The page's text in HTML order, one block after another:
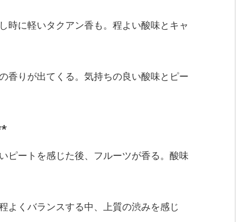
時に軽いタクアン香も。程よい酸味とキャ
りが出てくる。気持ちの良い酸味とピー
ピートを感じた後、フルーツが香る。酸味
くバランスする中、上質の渋みを感じ